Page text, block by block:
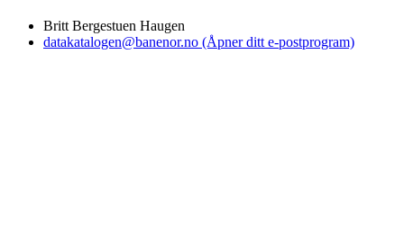
Britt Bergestuen Haugen
datakatalogen@banenor.no (Åpner ditt e-postprogram)